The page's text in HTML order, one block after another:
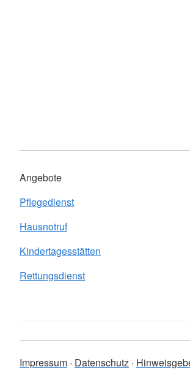
Angebote
Pflegedienst
Hausnotruf
Kindertagesstätten
Rettungsdienst
Impressum Datenschutz